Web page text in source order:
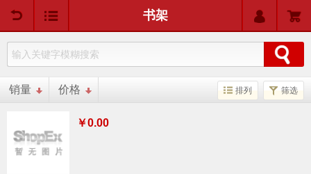
书架
用户中心
销量 价格 排列 筛选
￥0.00